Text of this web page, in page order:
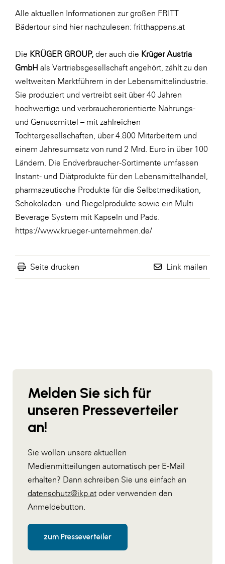
Alle aktuellen Informationen zur großen FRITT
Bädertour sind hier nachzulesen: fritthappens.at
Die KRÜGER GROUP, der auch die Krüger Austria
GmbH als Vertriebsgesellschaft angehört, zählt zu den
weltweiten Marktführern in der Lebensmittelindustrie.
Sie produziert und vertreibt seit über 40 Jahren
hochwertige und verbraucherorientierte Nahrungs-
und Genussmittel – mit zahlreichen
Tochtergesellschaften, über 4.800 Mitarbeitern und
einem Jahresumsatz von rund 2 Mrd. Euro in über 100
Ländern. Die Endverbraucher-Sortimente umfassen
Instant- und Diätprodukte für den Lebensmittelhandel,
pharmazeutische Produkte für die Selbstmedikation,
Schokoladen- und Riegelprodukte sowie ein Multi
Beverage System mit Kapseln und Pads.
https://www.krueger-unternehmen.de/
Seite drucken Link mailen
Melden Sie sich für
unseren Presseverteiler
an!
Sie wollen unsere aktuellen
Medienmitteilungen automatisch per E-Mail
erhalten? Dann schreiben Sie uns einfach an
datenschutz@ikp.at oder verwenden den
Anmeldebutton.
zum Presseverteiler